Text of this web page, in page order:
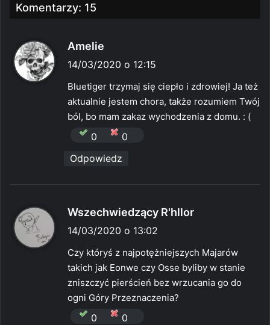
Komentarzy: 15
Amelie
i
z
e
14/03/2020 o 12:15
Bluetiger trzymaj się ciepło i zdrowiej! Ja też
aktualnie jestem chora, także rozumiem Twój
ból, bo mam zakaz wychodzenia z domu. : (
0
0
Odpowiedz
Wszechwiedzący R'hllor
z
e
14/03/2020 o 13:02
Czy któryś z najpotężniejszych Majarów
takich jak Eonwe czy Osse byliby w stanie
zniszczyć pierścień bez wrzucania go do
ogni Góry Przeznaczenia?
0
0